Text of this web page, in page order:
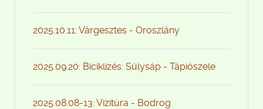
2025.10.11: Várgesztes - Oroszlány
2025.09.20: Biciklizés: Sülysáp - Tápiószele
2025.08.08-13: Vizitúra - Bodrog